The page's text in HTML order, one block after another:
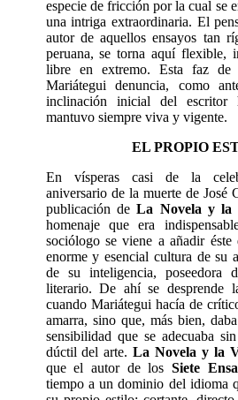
especie de fricción por la cual se
una intriga extraordinaria. El
autor de aquellos ensayos tan
peruana, se torna aquí flexible,
libre en extremo. Esta faz de
Mariátegui denuncia, como
inclinación inicial del escritor
mantuvo siempre viva y vigente.
EL PROPIO
En vísperas casi de la
aniversario de la muerte de José
publicación deLa Novela y la
homenaje que era
sociólogo se viene a añadir
enorme y esencial cultura de su
de su inteligencia, poseedora
literario. De ahí se desprende
cuando Mariátegui hacía de
amarra, sino que, más bien,
sensibilidad que se adecuaba
dúctil del arte.La Novela y la
que el autor de los Siete
tiempo a un dominio del idioma